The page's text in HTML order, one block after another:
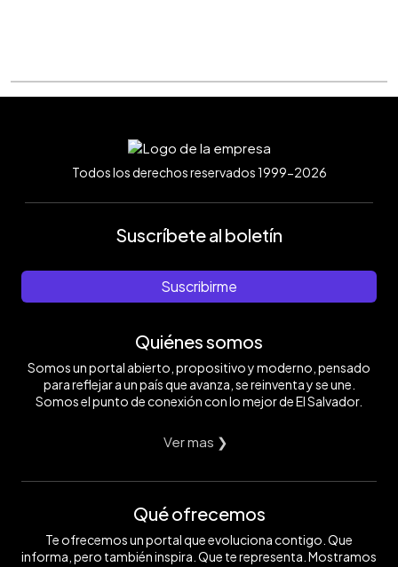
Todos los derechos reservados 1999-2026
Suscríbete al boletín
Suscribirme
Quiénes somos
Somos un portal abierto, propositivo y moderno, pensado
para reflejar a un país que avanza, se reinventa y se une.
Somos el punto de conexión con lo mejor de El Salvador.
Ver mas ❯
Qué ofrecemos
Te ofrecemos un portal que evoluciona contigo. Que
informa, pero también inspira. Que te representa. Mostramos